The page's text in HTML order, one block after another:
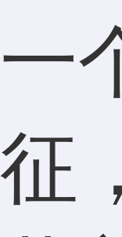
一
征